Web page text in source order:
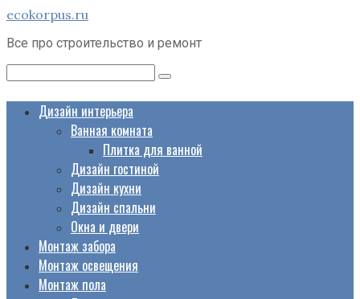
Перейти
контенту
ecokorpus.ru
Все про строительство и ремонт
Дизайн интерьера
Ванная комната
Плитка для ванной
Дизайн гостиной
Дизайн кухни
Дизайн спальни
Окна и двери
Монтаж забора
Монтаж освещения
Монтаж пола